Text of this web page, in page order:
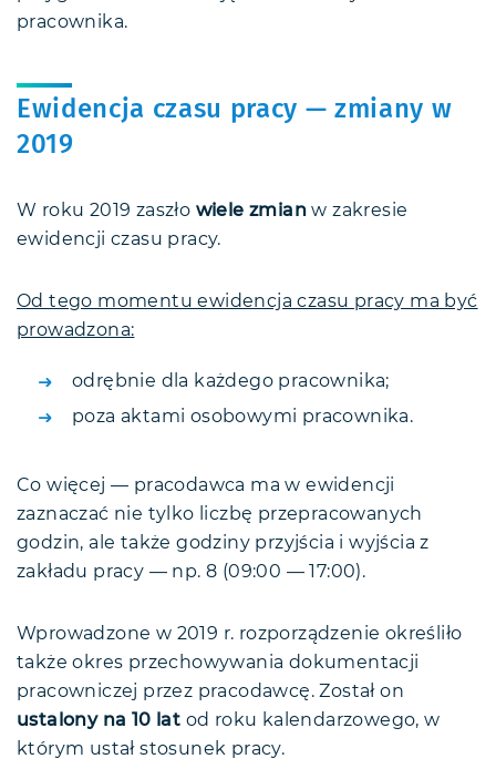
pracownika.
Ewidencja czasu pracy — zmiany w
2019
W roku 2019 zaszło wiele zmian w zakresie
ewidencji czasu pracy.
Od tego momentu ewidencja czasu pracy ma być
prowadzona:
odrębnie dla każdego pracownika;
poza aktami osobowymi pracownika.
Co więcej — pracodawca ma w ewidencji
zaznaczać nie tylko liczbę przepracowanych
godzin, ale także godziny przyjścia i wyjścia z
zakładu pracy — np. 8 (09:00 — 17:00).
Wprowadzone w 2019 r. rozporządzenie określiło
także okres przechowywania dokumentacji
pracowniczej przez pracodawcę. Został on
ustalony na 10 lat od roku kalendarzowego, w
którym ustał stosunek pracy.